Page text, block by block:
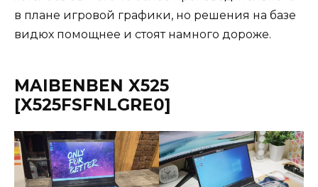
в плане игровой графики, но решения на базе
видюх помощнее и стоят намного дороже.
MAIBENBEN X525
[X525FSFNLGRE0]